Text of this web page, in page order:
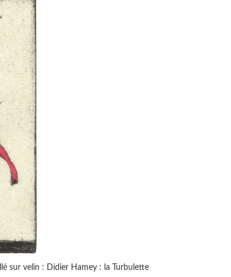
sur velin : Didier Hamey : la Turbulette